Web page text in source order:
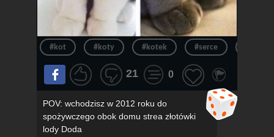
#kot #koty #kotek #serce
21 0
POV: wchodzisz w 2012 roku do
spożywczego obok domu strea złotówki
lody Doda